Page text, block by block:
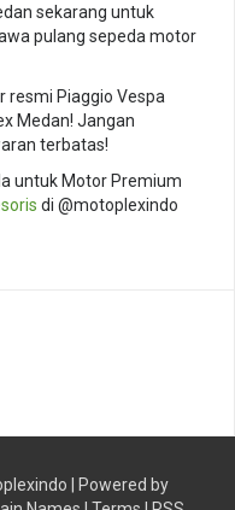
sekarang untuk
pulang sepeda motor
resmi Piaggio Vespa
Medan! Jangan
terbatas!
untuk Motor Premium
di @motoplexindo
| Powered by